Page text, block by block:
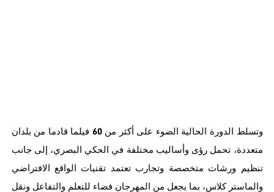
وتسلط الدورة الحالية الضوء على أكثر من 60 فيلما قادما من بلدان
متعددة، تحمل رؤى وأساليب مختلفة في الحكي البصري، إلى جانب
تنظيم
ورشات متخصصة وتجارب تعتمد تقنيات الواقع الافتراضي
والماستر كلاس، بما يجعل من المهرجان فضاء للتعلم والتفاعل ونقل